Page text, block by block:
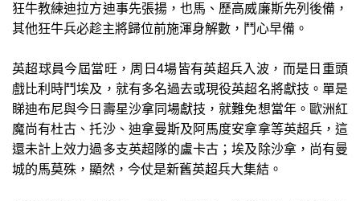
狂牛教練迪拉方迪事先張揚，也馬、歷高威廉斯先列後備，
其他狂牛兵必趁主將歸位前施渾身解數，鬥心早備。
英超球員今屆當旺，周日4場皆有英超兵入波，而是日重頭
戲比利時鬥埃及，就有多名過去或現役英超名將獻技。單是
睇迪布尼與今日壽星沙拿同場獻技，就難免想當年。歐洲紅
魔尚有杜古、托沙、迪拿曼斯及阿馬度安拿拿等英超兵，這
還未計上效力過多支英超隊的盧卡古；埃及除沙拿，尚有曼
城的馬莫殊，顯然，今仗是新舊英超兵大集結。